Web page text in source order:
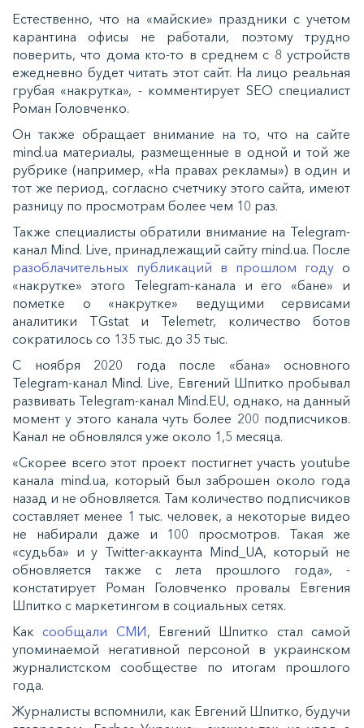
Естественно, что на «майские» праздники с учетом
карантина офисы не работали, поэтому трудно
поверить, что дома кто-то в среднем с 8 устройств
ежедневно будет читать этот сайт. На лицо реальная
грубая «накрутка», - комментирует SEO специалист
Роман Головченко.
Он также обращает внимание на то, что на сайте
mind.ua материалы, размещенные в одной и той же
рубрике (например, «На правах рекламы») в один и
тот же период, согласно счетчику этого сайта, имеют
разницу по просмотрам более чем 10 раз.
Также специалисты обратили внимание на Telegram-
канал Mind. Live, принадлежащий сайту mind.ua. После
разоблачительных публикаций в прошлом году о
«накрутке» этого Telegram-канала и его «бане» и
пометке о «накрутке» ведущими сервисами
аналитики TGstat и Telemetr, количество ботов
сократилось со 135 тыс. до 35 тыс.
С ноября 2020 года после «бана» основного
Telegram-канал Mind. Live, Евгений Шпитко пробывал
развивать Telegram-канал Mind.EU, однако, на данный
момент у этого канала чуть более 200 подписчиков.
Канал не обновлялся уже около 1,5 месяца.
«Скорее всего этот проект постигнет участь youtube
канала mind.ua, который был заброшен около года
назад и не обновляется. Там количество подписчиков
составляет менее 1 тыс. человек, а некоторые видео
не набирали даже и 100 просмотров. Такая же
«судьба» и у Twitter-аккаунта Mind_UA, который не
обновляется также с лета прошлого года», -
констатирует Роман Головченко провалы Евгения
Шпитко с маркетингом в социальных сетях.
Каксообщали СМИ, Евгений Шпитко стал самой
упоминаемой негативной персоной в украинском
журналистском сообществе по итогам прошлого
года.
Журналисты вспомнили, как Евгений Шпитко, будучи